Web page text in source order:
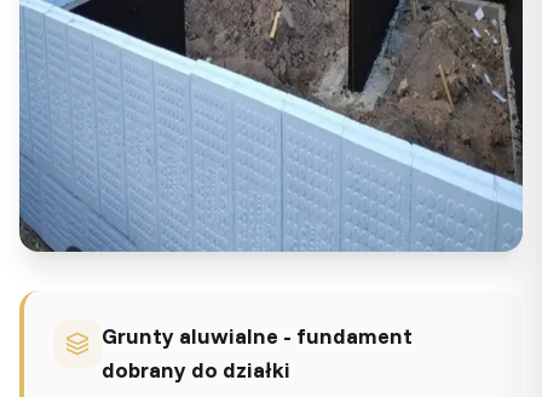
Grunty aluwialne - fundament
dobrany do działki